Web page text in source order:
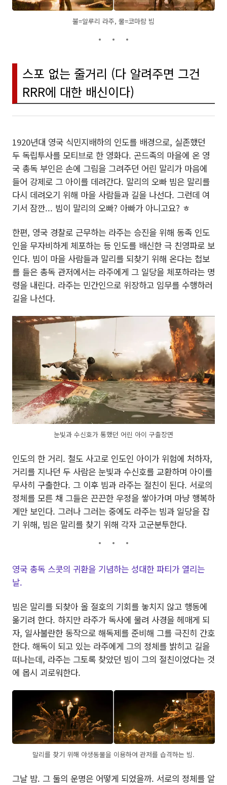
불=알루리 라주, 물=코마람 빔
스포 없는 줄거리 (다 알려주면 그건
RRR에 대한 배신이다)
1920년대 영국 식민지배하의 인도를 배경으로, 실존했던
두 독립투사를 모티브로 한 영화다. 곤드족의 마을에 온 영
국 총독 부인은 손에 그림을 그려주던 어린 말리가 마음에
들어 강제로 그 아이를 데려간다. 말리의 오빠 빔은 말리를
다시 데려오기 위해 마을 사람들과 길을 나선다. 그런데 여
기서 잠깐... 빔이 말리의 오빠? 아빠가 아니고요? ㅎ
한편, 영국 경찰로 근무하는 라주는 승진을 위해 동족 인도
인을 무자비하게 체포하는 등 인도를 배신한 극 친영파로 보
인다. 빔이 마을 사람들과 말리를 되찾기 위해 온다는 첩보
를 들은 총독 관저에서는 라주에게 그 일당을 체포하라는 명
령을 내린다. 라주는 민간인으로 위장하고 임무를 수행하러
길을 나선다.
눈빛과 수신호가 통했던 어린 아이 구출장면
인도의 한 거리. 철도 사고로 인도인 아이가 위험에 처하자,
거리를 지나던 두 사람은 눈빛과 수신호를 교환하며 아이를
무사히 구출한다. 그 이후 빔과 라주는 절친이 된다. 서로의
정체를 모른 채 그들은 끈끈한 우정을 쌓아가며 마냥 행복하
게만 보인다. 그러나 그러는 중에도 라주는 빔과 일당을 잡
기 위해, 빔은 말리를 찾기 위해 각자 고군분투한다.
영국 총독 스콧의 귀환을 기념하는 성대한 파티가 열리는
날.
빔은 말리를 되찾아 올 절호의 기회를 놓치지 않고 행동에
옮기려 한다. 하지만 라주가 독사에 물려 사경을 헤매게 되
자, 일사불란한 동작으로 해독제를 준비해 그를 극진히 간호
한다. 해독이 되고 있는 라주에게 그의 정체를 밝히고 길을
떠나는데, 라주는 그토록 찾았던 빔이 그의 절친이었다는 것
에 몹시 괴로워한다.
말리를 찾기 위해 야생동물을 이용하여 관저를 습격하는 빔.
그날 밤. 그 둘의 운명은 어떻게 되었을까. 서로의 정체를 알